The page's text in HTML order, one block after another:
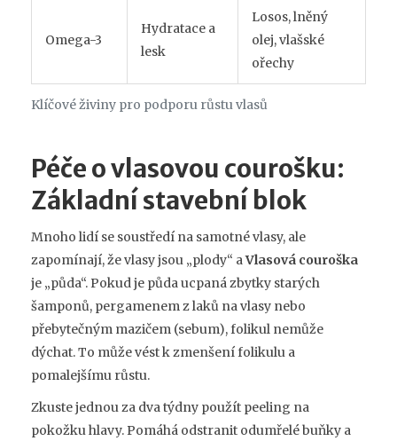
Klíčové živiny pro podporu růstu vlasů
Omega-3
Hydratace a
lesk
Losos, lněný
olej, vlašské
ořechy
Péče o vlasovou courošku:
Základní stavební blok
Mnoho lidí se soustředí na samotné vlasy, ale
zapomínají, že vlasy jsou „plody“ aVlasová couroška
je „půda“. Pokud je půda ucpaná zbytky starých
šamponů, pergamenem z laků na vlasy nebo
přebytečným mazičem (sebum), folikul nemůže
dýchat. To může vést k zmenšení folikulu a
pomalejšímu růstu.
Zkuste jednou za dva týdny použít peeling na
pokožku hlavy. Pomáhá odstranit odumřelé buňky a